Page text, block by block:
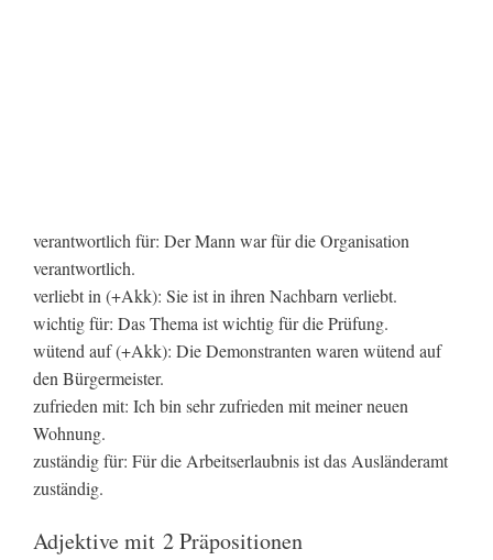
verantwortlich für: Der Mann war für die Organisation
verantwortlich.
verliebt in (+Akk): Sie ist in ihren Nachbarn verliebt.
wichtig für: Das Thema ist wichtig für die Prüfung.
wütend auf (+Akk): Die Demonstranten waren wütend auf
den Bürgermeister.
zufrieden mit: Ich bin sehr zufrieden mit meiner neuen
Wohnung.
zuständig für: Für die Arbeitserlaubnis ist das Ausländeramt
zuständig.
Adjektive mit 2 Präpositionen